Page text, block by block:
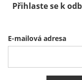
Belgique (Français)
Přihlaste se k
E-mailová adresa